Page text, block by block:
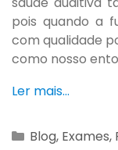
pois quando a
com qualidade
como nosso
Ler mais…
Blog, Exames,